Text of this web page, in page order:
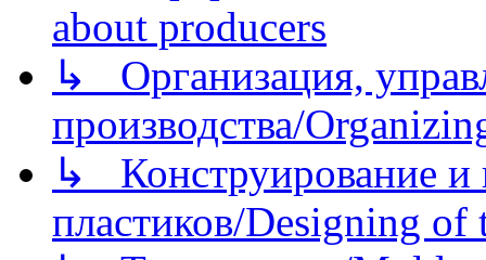
about producers
↳ Организация,
производства/
↳ Конструирование и
пластиков/Designing of